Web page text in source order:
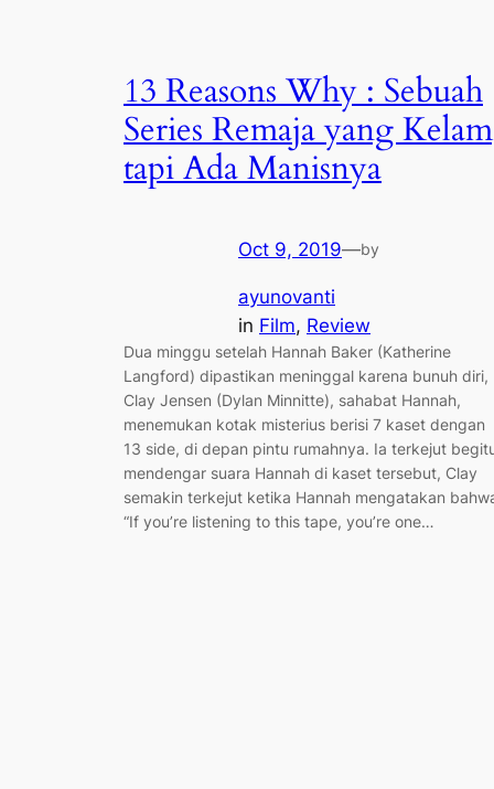
13 Reasons Why : Sebuah
Series Remaja yang
tapi Ada Manisnya
Oct 9, 2019—by
ayunovanti
in Film, Review
Dua minggu setelah Hannah Baker (Katherine
Langford) dipastikan meninggal karena bunuh diri,
Clay Jensen (Dylan Minnitte), sahabat Hannah,
menemukan kotak misterius berisi 7 kaset dengan
13 side, di depan pintu rumahnya. Ia terkejut
mendengar suara Hannah di kaset tersebut, Clay
semakin terkejut ketika Hannah mengatakan
“If you’re listening to this tape, you’re one…